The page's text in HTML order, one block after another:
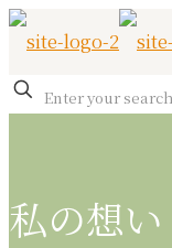
私の想い